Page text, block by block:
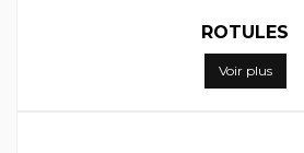
ROTULES
Voir plus